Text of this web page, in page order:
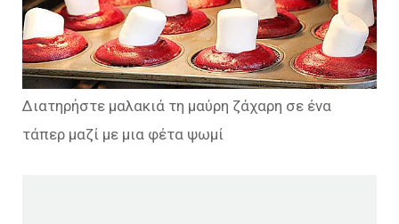
Διατηρήστε μαλακιά τη μαύρη ζάχαρη σε ένα
τάπερ μαζί με μια φέτα ψωμί